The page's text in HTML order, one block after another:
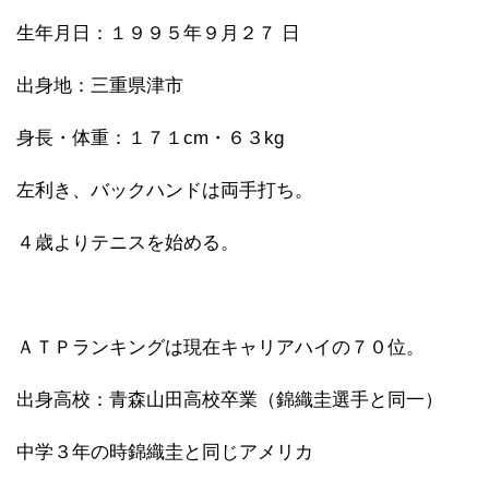
生年月日：１９９５年９月２７ 日
出身地：三重県津市
身長・体重：１７１cm・６３kg
左利き、バックハンドは両手打ち。
４歳よりテニスを始める。
ＡＴＰランキングは現在キャリアハイの７０位。
出身高校：青森山田高校卒業（錦織圭選手と同一）
中学３年の時錦織圭と同じアメリカ